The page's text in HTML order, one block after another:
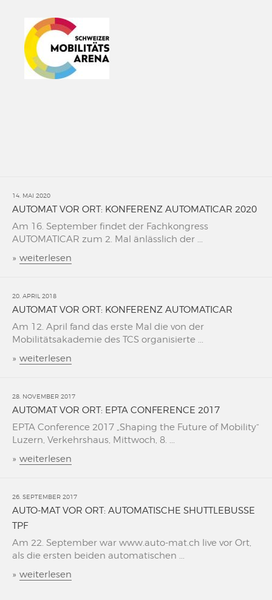
14. MAI 2020
AUTOMAT VOR ORT: KONFERENZ AUTOMATICAR 2020
Am 16. September findet der Fachkongress
AUTOMATICAR zum 2. Mal änlässlich der ...
» weiterlesen
20. APRIL 2018
AUTOMAT VOR ORT: KONFERENZ AUTOMATICAR
Am 12. April fand das erste Mal die von der
Mobilitätsakademie des TCS organisierte ...
» weiterlesen
28. NOVEMBER 2017
AUTOMAT VOR ORT: EPTA CONFERENCE 2017
EPTA Conference 2017 „Shaping the Future of Mobility“
Luzern, Verkehrshaus, Mittwoch, 8. ...
» weiterlesen
26. SEPTEMBER 2017
AUTO-MAT VOR ORT: AUTOMATISCHE SHUTTLEBUSSE
TPF
Am 22. September war www.auto-mat.ch live vor Ort,
als die ersten beiden automatischen ...
» weiterlesen